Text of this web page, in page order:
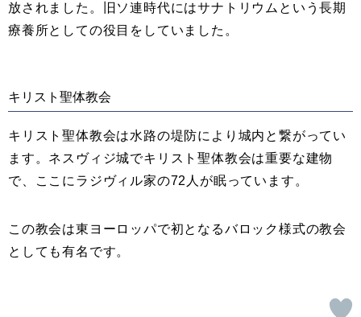
放されました。旧ソ連時代にはサナトリウムという長期
療養所としての役目をしていました。
キリスト聖体教会
キリスト聖体教会は水路の堤防により城内と繋がってい
ます。ネスヴィジ城でキリスト聖体教会は重要な建物
で、ここにラジヴィル家の72人が眠っています。
この教会は東ヨーロッパで初となるバロック様式の教会
としても有名です。